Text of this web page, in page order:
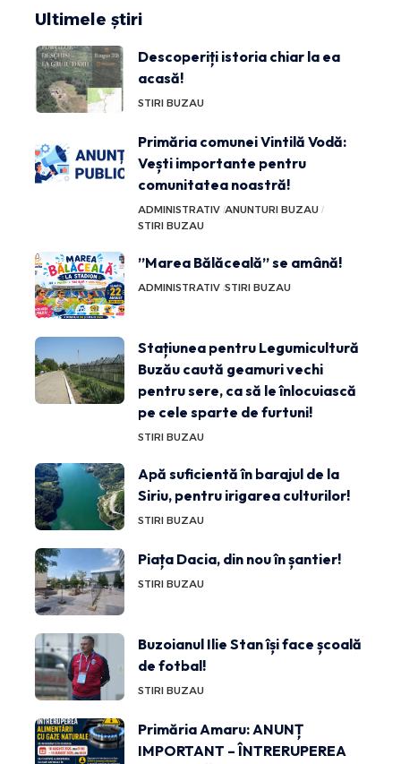
Ultimele știri
Descoperiți istoria chiar la ea
acasă!
STIRI BUZAU
Primăria comunei Vintilă Vodă:
Vești importante pentru
comunitatea noastră!
ADMINISTRATIV ANUNTURI BUZAU
STIRI BUZAU
”Marea Bălăceală” se amână!
ADMINISTRATIV STIRI BUZAU
Stațiunea pentru Legumicultură
Buzău caută geamuri vechi
pentru sere, ca să le înlocuiască
pe cele sparte de furtuni!
STIRI BUZAU
Apă suficientă în barajul de la
Siriu, pentru irigarea culturilor!
STIRI BUZAU
Piața Dacia, din nou în șantier!
STIRI BUZAU
Buzoianul Ilie Stan își face școală
de fotbal!
STIRI BUZAU
Primăria Amaru: ANUNȚ
IMPORTANT – ÎNTRERUPEREA